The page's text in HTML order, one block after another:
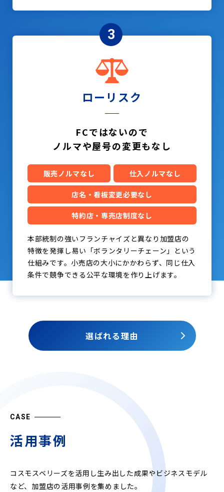
3
ローリスク
FCではないので
ノルマや屋号の変更もなし
販売ノルマなし 仕入ノルマなし
店名・看板変更必要なし
特約店・専売店制度なし
本部統制の強いフランチャイズと異なり加盟店の
特徴を発揮し易い「ボランタリーチェーン」という
仕組みです。小売店の大小にかかわらず、同じ仕入
条件で競争できる公平な環境を作り上げます。
選ばれる理由
CASE
活用事例
コスモスベリーズを活用し生み出した成果やビジネスモデル
など、 加盟店の活用事例を集めました。